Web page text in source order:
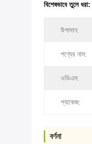
বিশেষভাবে তুলে ধরা:
উপাদান:
পণ্যের নাম:
ওডিএম:
প্যাকেজ:
বর্ণনা